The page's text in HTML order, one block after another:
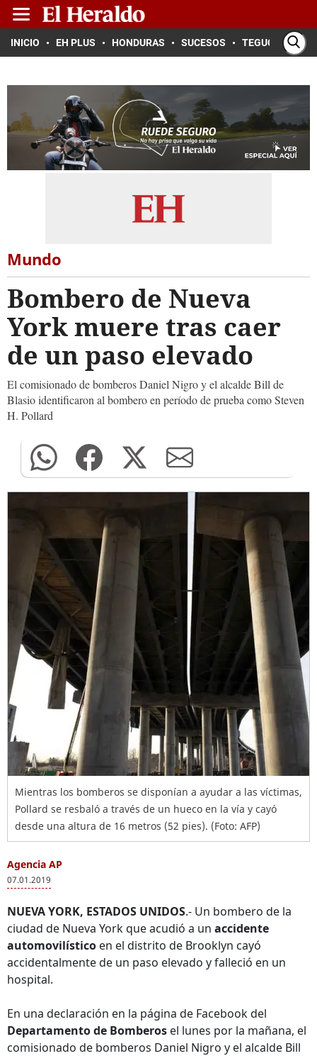
INICIO EH PLUS HONDURAS SUCESOS TEGUCIGALPA
Mundo
Bombero de Nueva
York muere tras caer
de un paso elevado
El comisionado de bomberos Daniel Nigro y el alcalde Bill de
Blasio identificaron al bombero en período de prueba como Steven
H. Pollard
Mientras los bomberos se disponían a ayudar a las víctimas,
Pollard se resbaló a través de un hueco en la vía y cayó
desde una altura de 16 metros (52 pies). (Foto: AFP)
Agencia AP
07.01.2019
NUEVA YORK, ESTADOS UNIDOS.- Un bombero de la
ciudad de Nueva York que acudió a un accidente
automovilístico en el distrito de Brooklyn cayó
accidentalmente de un paso elevado y falleció en un
hospital.
En una declaración en la página de Facebook del
Departamento de Bomberos el lunes por la mañana, el
comisionado de bomberos Daniel Nigro y el alcalde Bill